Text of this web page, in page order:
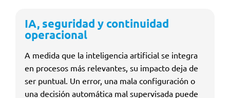
IA, seguridad y continuidad
operacional
A medida que la inteligencia artificial se integra
en procesos más relevantes, su impacto deja de
ser puntual. Un error, una mala configuración o
una decisión automática mal supervisada puede